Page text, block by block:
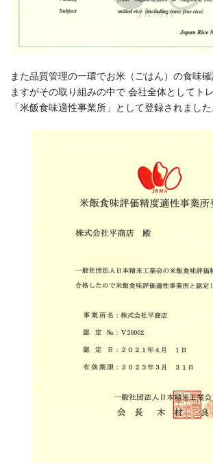
また品質管理の一環でお米（ごはん）の食味
ますがその取り組みの中で 会社全体としてト
「米飯食味適性事業所」として登録されました